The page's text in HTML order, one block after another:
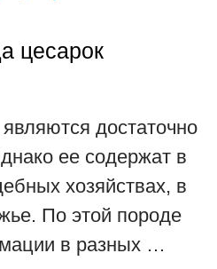
цесарок
достаточно
ее содержат в
хозяйствах, в
По этой породе
в разных …